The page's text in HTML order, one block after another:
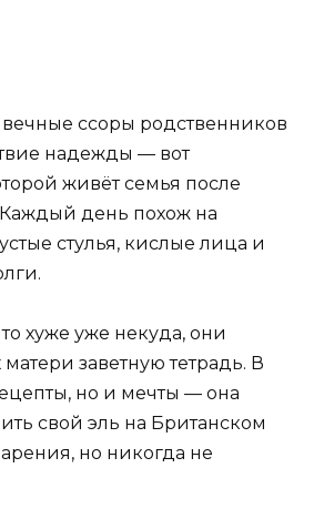
ссоры родственников
надежды — вот
живёт семья после
день похож на
стулья, кислые лица и
хуже уже некуда, они
заветную тетрадь. В
но и мечты — она
свой эль на Британском
но никогда не